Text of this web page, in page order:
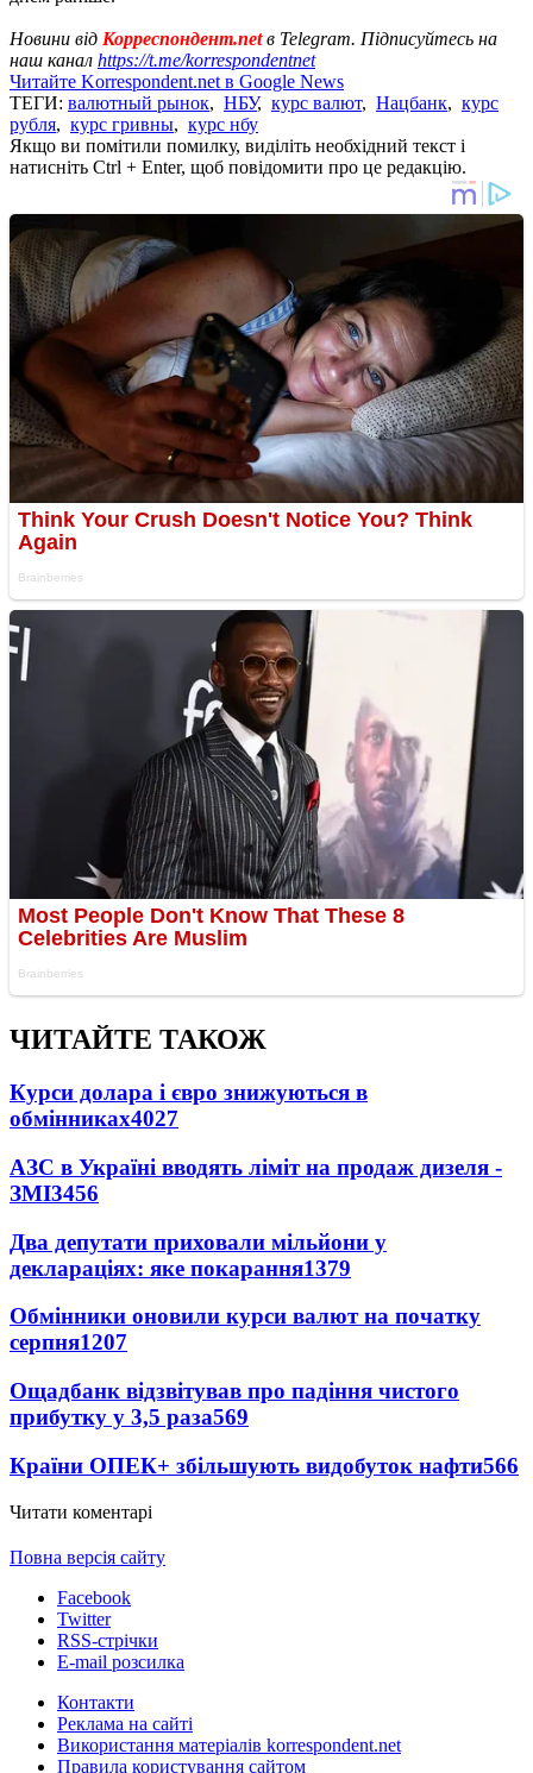
Новини від Корреспондент.netв Telegram. Підписуйтесь на
наш канал https://t.me/korrespondentnet
Читайте Korrespondent.net в Google News
ТЕГИ: валютный рынок, НБУ, курс валют, Нацбанк, курс
рубля, курс гривны, курс нбу
Якщо ви помітили помилку, виділіть необхідний текст і
натисніть Ctrl + Enter, щоб повідомити про це редакцію.
ЧИТАЙТЕ ТАКОЖ
Курси долара і євро знижуються в
обмінниках4027
АЗС в Україні вводять ліміт на продаж дизеля -
ЗМІ3456
Два депутати приховали мільйони у
деклараціях: яке покарання1379
Обмінники оновили курси валют на початку
серпня1207
Ощадбанк відзвітував про падіння чистого
прибутку у 3,5 раза569
Країни ОПЕК+ збільшують видобуток нафти566
Читати коментарі
Повна версія сайту
Facebook
Twitter
RSS-стрічки
E-mail розсилка
Контакти
Реклама на сайті
Використання матеріалів korrespondent.net
Правила користування сайтом